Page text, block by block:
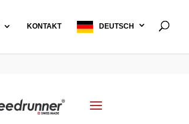
KONTAKT DEUTSCH